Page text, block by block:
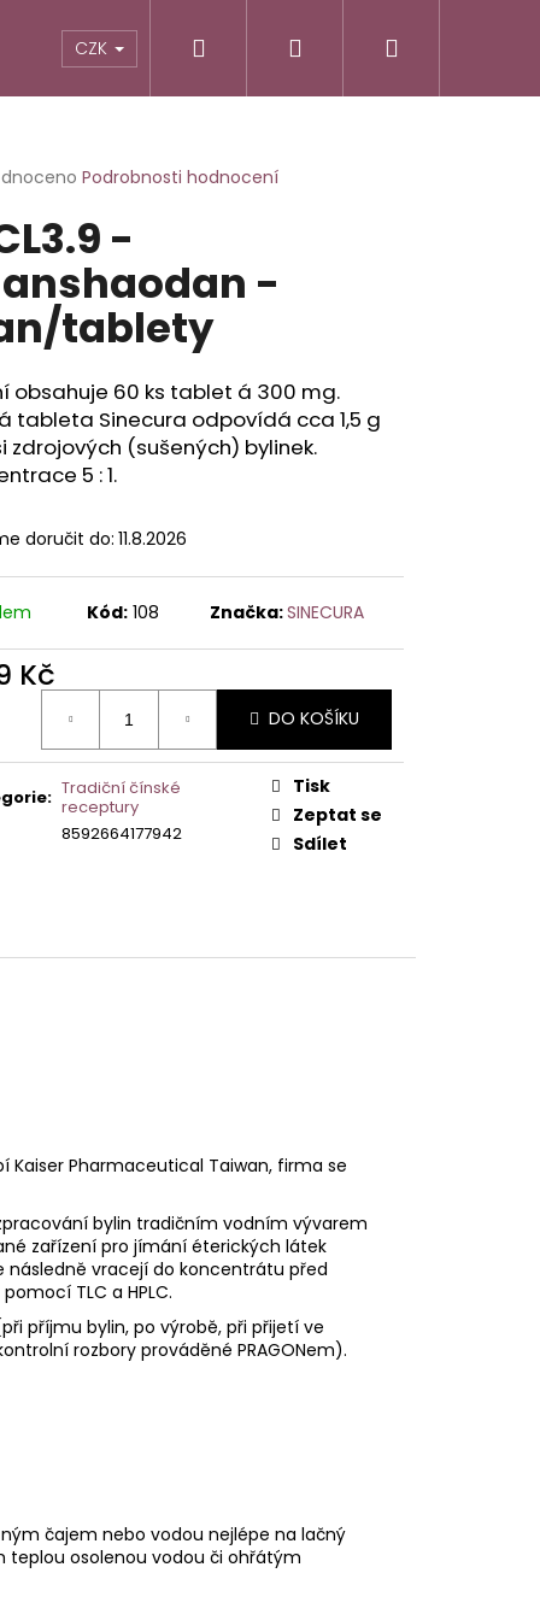
ALTERNATIVNÍ RECEPTURY
CZK Přihlášení
Podrobnosti hodnocení
-
-
tablety
obsahuje 60 ks tablet á 300 mg.
tableta Sinecura odpovídá cca 1,5 g
zdrojových (sušených) bylinek.
5 : 1.
doručit do: 11.8.2026
Kód: 108 Značka:SINECURA
Kč
DO KOŠÍKU
: Tradiční čínské
receptury
8592664177942
Tisk
Zeptat se
Sdílet
Kaiser Pharmaceutical Taiwan, firma se
bylin tradičním vodním vývarem
zařízení pro jímání éterických látek
vracejí do koncentrátu před
TLC a HPLC.
příjmu bylin, po výrobě, při přijetí ve
rozbory prováděné PRAGONem).
čajem nebo vodou nejlépe na lačný
teplou osolenou vodou či ohřátým